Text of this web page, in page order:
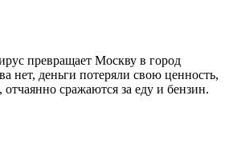
превращает Москву в город
нет, деньги потеряли свою ценность,
отчаянно сражаются за еду и бензин.